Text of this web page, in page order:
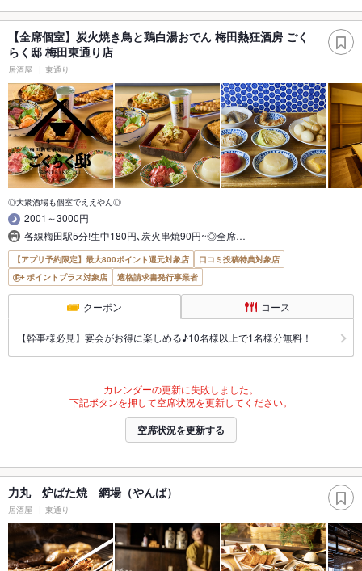
【全席個室】炭火焼き鳥と鶏白湯おでん 梅田熱狂酒房 ごく
らく邸 梅田東通り店
居酒屋 東通り
◎大衆酒場も個室でええやん◎
2001～3000円
各線梅田駅5分!生中180円､炭火串焼90円~◎全席…
【アプリ予約限定】最大800ポイント還元対象店
口コミ投稿特典対象店
ポイントプラス対象店
適格請求書発行事業者
クーポン コース
【幹事様必見】宴会がお得に楽しめる♪10名様以上で1名様分無料！
カレンダーの更新に失敗しました。
下記ボタンを押して空席状況を更新してください。
空席状況を更新する
力丸 炉ばた焼 網場（やんば）
居酒屋 東通り